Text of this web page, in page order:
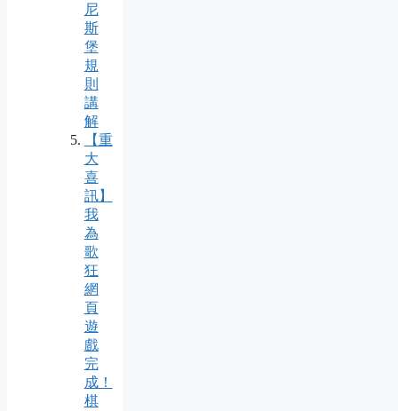
尼
斯
堡
規
則
講
解
【重
大
喜
訊】
我
為
歌
狂
網
頁
遊
戲
完
成！
棋